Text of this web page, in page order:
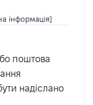
інформація]
поштова
надіслано